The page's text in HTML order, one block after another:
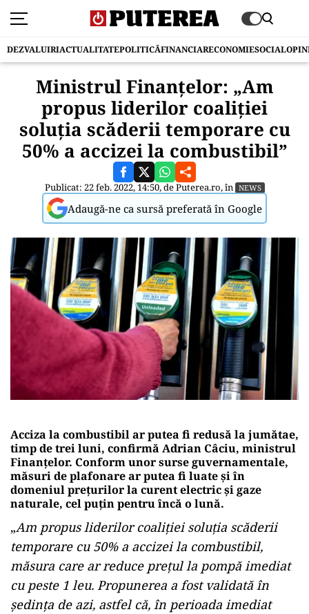
DEZVALUIRIACTUALITATEPOLITICĂFINANCIARECONOMIESOCIAL
Ministrul Finanțelor: „Am
propus liderilor coaliției
soluția scăderii temporare cu
50% a accizei la combustibil”
Publicat: 22 feb. 2022, 14:50, dePuterea.ro, în NEWS
Adaugă-ne ca sursă preferată în Google
Acciza la combustibil ar putea fi redusă la jumătae,
timp de trei luni, confirmă Adrian Câciu, ministrul
Finanțelor. Conform unor surse guvernamentale,
măsuri de plafonare ar putea fi luate și în
domeniul prețurilor la curent electric și gaze
naturale, cel puțin pentru încă o lună.
„Am propus liderilor coaliției soluția scăderii
temporare cu 50% a accizei la combustibil,
măsura care ar reduce prețul la pompă imediat
cu peste 1 leu. Propunerea a fost validată în
ședința de azi, astfel că, în perioada imediat